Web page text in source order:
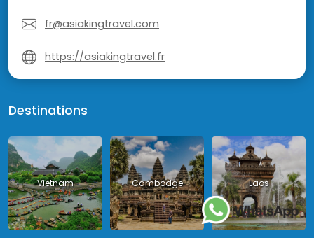
fr@asiakingtravel.com
https://asiakingtravel.fr
Destinations
Vietnam Cambodge Laos